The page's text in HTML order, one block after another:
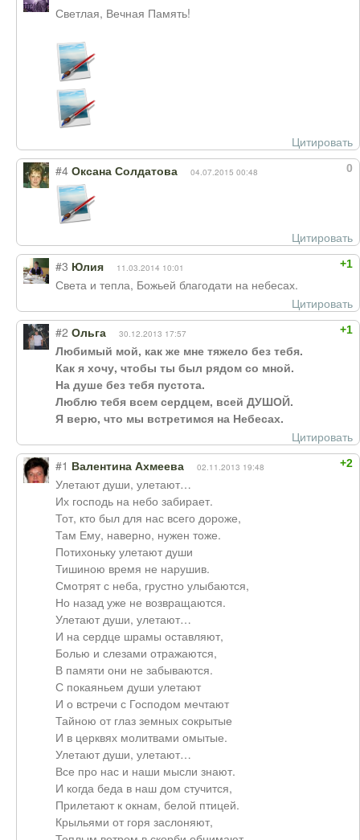
Светлая, Вечная Память!
Цитировать
0
#4 Оксана Солдатова 04.07.2015 00:48
Цитировать
+1
#3 Юлия 11.03.2014 10:01
Света и тепла, Божьей благодати на небесах.
Цитировать
+1
#2 Ольга 30.12.2013 17:57
Любимый мой, как же мне тяжело без тебя.
Как я хочу, чтобы ты был рядом со мной.
На душе без тебя пустота.
Люблю тебя всем сердцем, всей ДУШОЙ.
Я верю, что мы встретимся на Небесах.
Цитировать
+2
#1 Валентина Ахмеева 02.11.2013 19:48
Улетают души, улетают…
Их господь на небо забирает.
Тот, кто был для нас всего дороже,
Там Ему, наверно, нужен тоже.
Потихоньку улетают души
Тишиною время не нарушив.
Смотрят с неба, грустно улыбаются,
Но назад уже не возвращаются.
Улетают души, улетают…
И на сердце шрамы оставляют,
Болью и слезами отражаются,
В памяти они не забываются.
С покаяньем души улетают
И о встречи с Господом мечтают
Тайною от глаз земных сокрытые
И в церквях молитвами омытые.
Улетают души, улетают…
Все про нас и наши мысли знают.
И когда беда в наш дом стучится,
Прилетают к окнам, белой птицей.
Крыльями от горя заслоняют,